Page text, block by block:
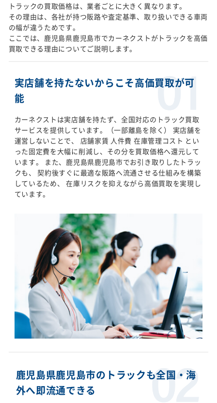
トラックの買取価格は、業者ごとに大きく異なります。
その理由は、各社が持つ販路や査定基準、取り扱いできる車両
の幅が違うためです。
ここでは、鹿児島県鹿児島市でカーネクストがトラックを高価
買取できる理由についてご説明します。
実店舗を持たないからこそ高価買取が可
能
カーネクストは実店舗を持たず、全国対応のトラック買取
サービスを提供しています。（一部離島を除く） 実店舗を
運営しないことで、 店舗家賃 人件費 在庫管理コスト とい
った固定費を大幅に削減し、その分を買取価格へ還元して
います。 また、鹿児島県鹿児島市でお引き取りしたトラッ
クも、 契約後すぐに最適な販路へ流通させる仕組みを構築
しているため、 在庫リスクを抑えながら高価買取を実現し
ています。
鹿児島県鹿児島市のトラックも全国・海
外へ即流通できる